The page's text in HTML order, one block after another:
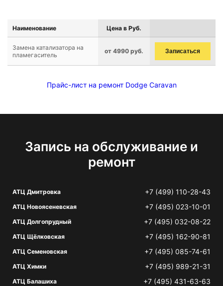
Наименование Цена в Руб.
Замена катализатора на
пламегаситель
от 4990 руб. Записаться
Прайс-лист на ремонт Dodge Caravan
Запись на обслуживание и
ремонт
АТЦ Дмитровка +7 (499) 110-28-43
АТЦ Новоясеневская +7 (495) 023-10-01
АТЦ Долгопрудный +7 (495) 032-08-22
АТЦ Щёлковская +7 (495) 162-90-81
АТЦ Семеновская +7 (495) 085-74-61
АТЦ Химки +7 (495) 989-21-31
АТЦ Балашиха +7 (495) 431-63-63